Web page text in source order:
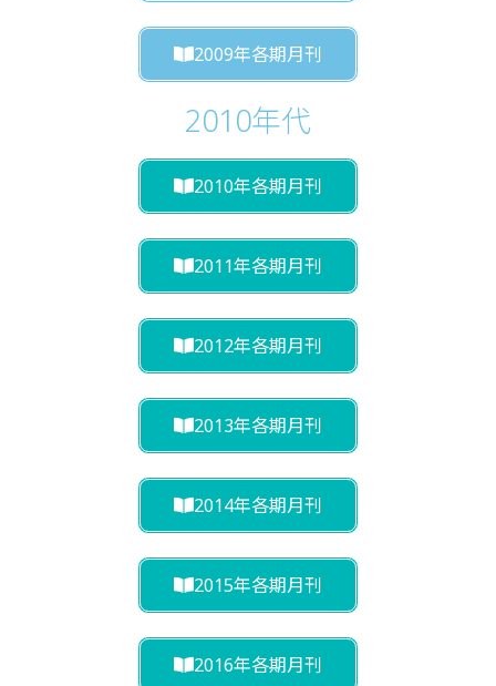
2009年各期月刊
2010年代
2010年各期月刊
2011年各期月刊
2012年各期月刊
2013年各期月刊
2014年各期月刊
2015年各期月刊
2016年各期月刊